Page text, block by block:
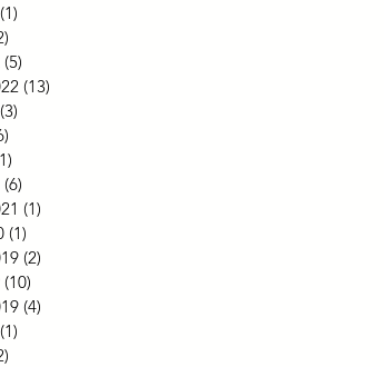
(1)
(5)
(13)
(3)
(6)
(1)
(1)
(2)
(10)
(4)
(1)